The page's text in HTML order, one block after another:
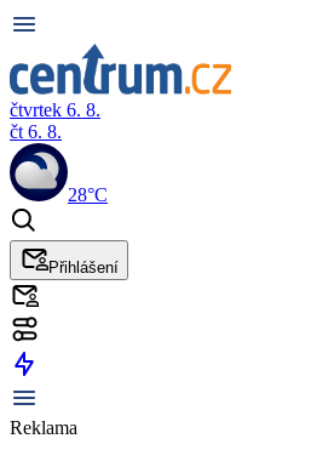
čtvrtek 6. 8.
čt 6. 8.
28°C
Přihlášení
Reklama